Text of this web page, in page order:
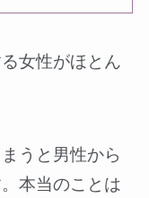
女性がほとん
うと男性から
本当のことは